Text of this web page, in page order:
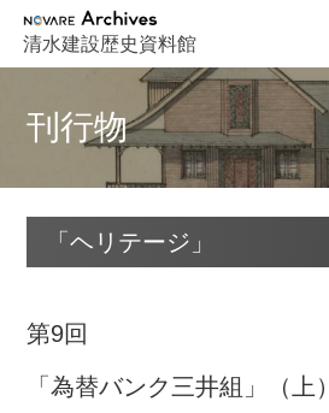
清水建設歴史資料館
刊行物
「ヘリテージ」
第9回
「為替バンク三井組」（上）